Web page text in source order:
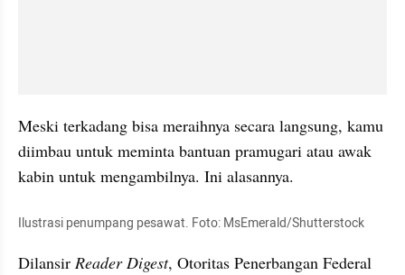
Meski terkadang bisa meraihnya secara langsung, kamu
diimbau untuk meminta bantuan pramugari atau awak
kabin untuk mengambilnya. Ini alasannya.
Ilustrasi penumpang pesawat. Foto: MsEmerald/Shutterstock
Dilansir Reader Digest, Otoritas Penerbangan Federal